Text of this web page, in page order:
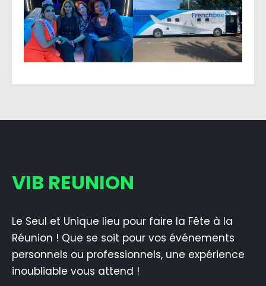
VIB REUNION
Le Seul et Unique lieu pour faire la Fête à la
Réunion ! Que se soit pour vos événements
personnels ou professionnels, une expérience
inoubliable vous attend !